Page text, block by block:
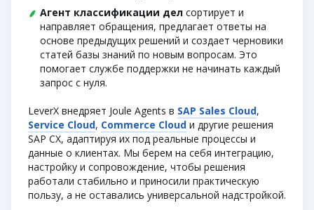
Агент классификации дел сортирует и
направляет обращения, предлагает ответы на
основе предыдущих решений и создает черновики
статей базы знаний по новым вопросам. Это
помогает службе поддержки не начинать каждый
запрос с нуля.
LeverX внедряет Joule Agents в SAP Sales Cloud,
Service Cloud, Commerce Cloud и другие решения
SAP CX, адаптируя их под реальные процессы и
данные о клиентах. Мы берем на себя интеграцию,
настройку и сопровождение, чтобы решения
работали стабильно и приносили практическую
пользу, а не оставались универсальной надстройкой.